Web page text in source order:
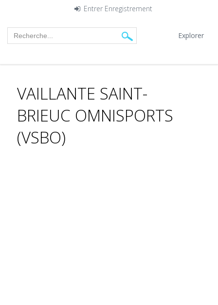
Entrer Enregistrement
Explorer
VAILLANTE SAINT-
BRIEUC OMNISPORTS
(VSBO)